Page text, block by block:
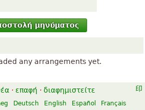
μηνύματος
any arrangements yet.
· επαφή · διαφημιστείτε
Deutsch English Español
Français